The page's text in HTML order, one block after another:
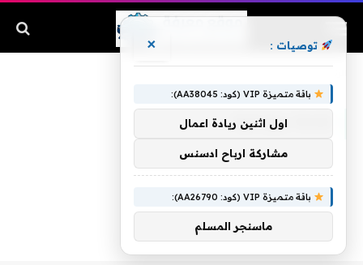
شابة سودانية
توصيات : ×
باقة متميزة VIP (كود: AA38045):
اول اثنين ريادة اعمال
مشاركة ارباح ادسنس
باقة متميزة VIP (كود: AA26790):
ماسنجر المسلم